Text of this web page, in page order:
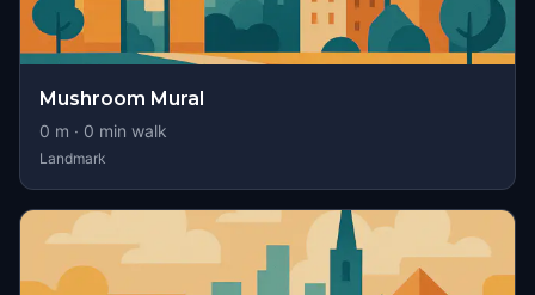
Mushroom Mural
0 m · 0 min walk
Landmark